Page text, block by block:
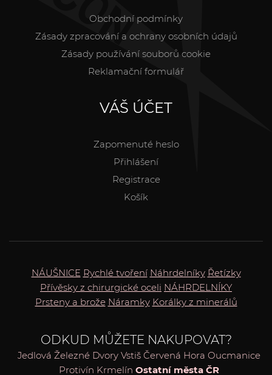
Obchodní podmínky
Zásady zpracování a ochrany osobních údajů
Zásady používání souborů cookie
Reklamační formulář
VÁŠ ÚČET
Zapomenuté heslo
Přihlášení
Registrace
Košík
NÁUŠNICE Rychlé tvoření Náhrdelníky Řetízky
Přívěsky z chirurgické oceli NÁHRDELNÍKY
Prsteny a brože Náramky Korálky z minerálů
ODKUD MŮŽETE NAKUPOVAT?
Jedlová Železné Dvory Vstiš Červená Hora Oucmanice
Protivín Krmelín Ostatní města ČR